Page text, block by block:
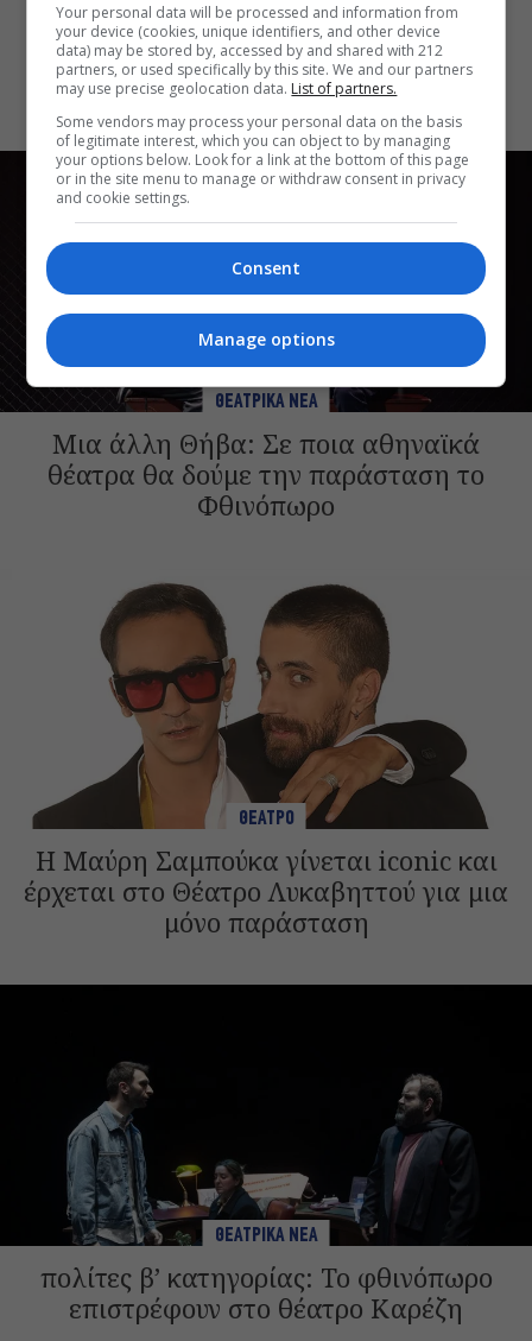
Ο Θαυματοποιός: Το έργο του
πολυβραβευμένου Brian Friel τον
Οκτώβριο στο Θέατρο Μπέλλος
ΘΕΑΤΡΙΚΑ ΝΕΑ
Μια άλλη Θήβα: Σε ποια αθηναϊκά
θέατρα θα δούμε την παράσταση το
Φθινόπωρο
ΘΕΑΤΡΟ
Η Μαύρη Σαμπούκα γίνεται iconic και
έρχεται στο Θέατρο Λυκαβηττού για μια
μόνο παράσταση
ΘΕΑΤΡΙΚΑ ΝΕΑ
πολίτες β’ κατηγορίας: Το φθινόπωρο
επιστρέφουν στο θέατρο Καρέζη
Your personal data will be processed and information from
your device (cookies, unique identifiers, and other device
data) may be stored by, accessed by and shared with 212
partners, or used specifically by this site. We and our partners
may use precise geolocation data. List of partners.
Some vendors may process your personal data on the basis
of legitimate interest, which you can object to by managing
your options below. Look for a link at the bottom of this page
or in the site menu to manage or withdraw consent in privacy
and cookie settings.
Consent
Manage options